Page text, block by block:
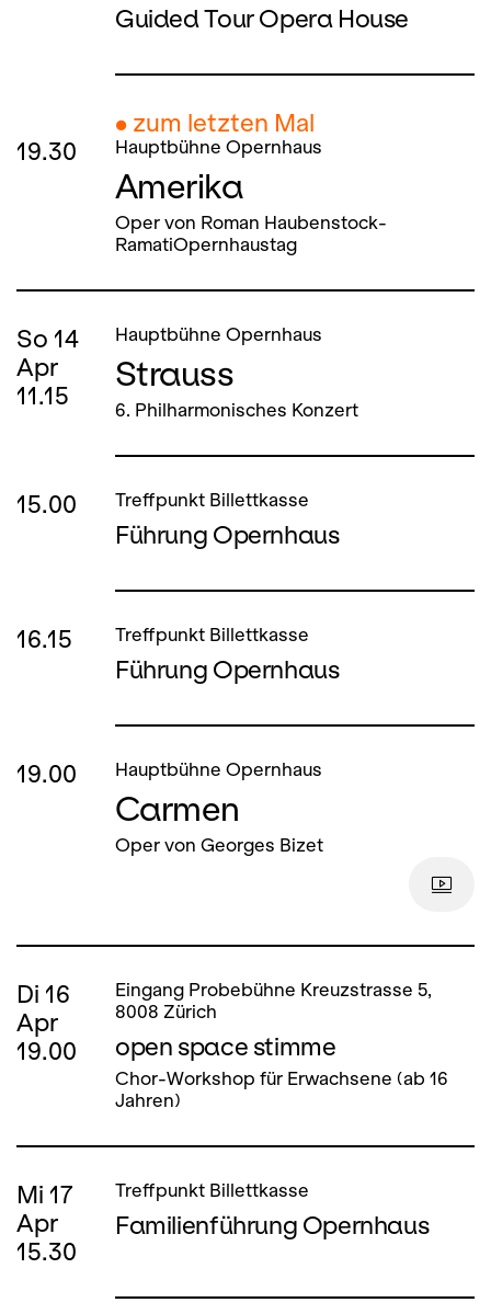
Guided Tour Opera House
● zum letzten Mal
19.30
Hauptbühne Opernhaus
Amerika
Oper von Roman Haubenstock-
RamatiOpernhaustag
So 14
Apr
11.15
Hauptbühne Opernhaus
Strauss
6. Philharmonisches Konzert
15.00 Treffpunkt Billettkasse
Führung Opernhaus
16.15 Treffpunkt Billettkasse
Führung Opernhaus
19.00 Hauptbühne Opernhaus
Carmen
Oper von Georges Bizet
Di 16
Apr
19.00
Eingang Probebühne Kreuzstrasse 5,
8008 Zürich
open space stimme
Chor-Workshop für Erwachsene (ab 16
Jahren)
Mi 17
Apr
15.30
Treffpunkt Billettkasse
Familienführung Opernhaus